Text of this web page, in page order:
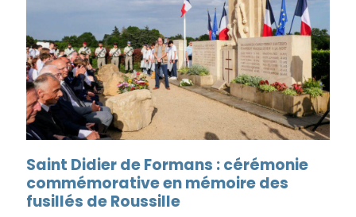
Saint Didier de Formans : cérémonie
commémorative en mémoire des
fusillés de Roussille